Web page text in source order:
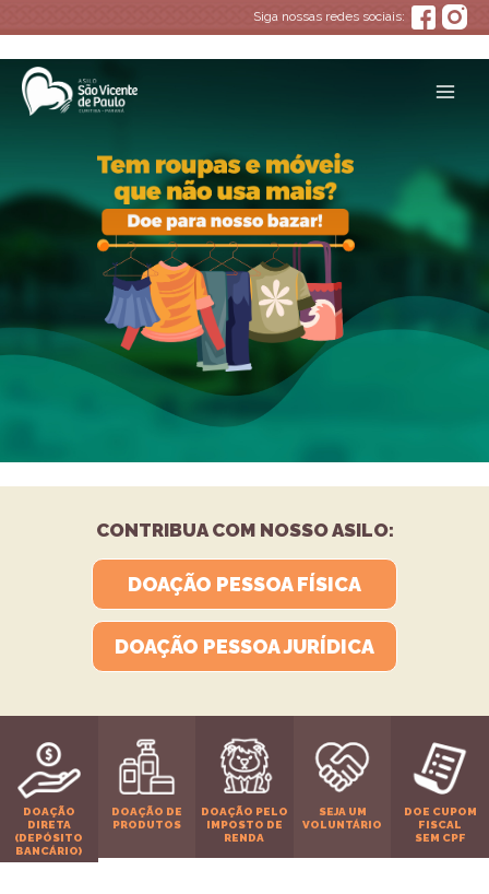
Siga nossas redes sociais:
CONTRIBUA COM NOSSO ASILO:
DOAÇÃO PESSOA FÍSICA
DOAÇÃO PESSOA JURÍDICA
DOAÇÃO
DIRETA
(DEPÓSITO
BANCÁRIO)
DOAÇÃO DE
PRODUTOS
DOAÇÃO PELO
IMPOSTO DE
RENDA
SEJA UM
VOLUNTÁRIO
DOE CUPOM
FISCAL
SEM CPF